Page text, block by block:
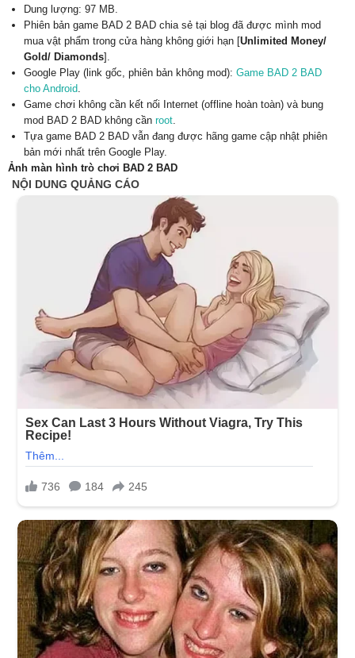
Dung lượng: 97 MB.
Phiên bản game BAD 2 BAD chia sẻ tại blog đã được mình mod
mua vật phẩm trong cửa hàng không giới hạn [Unlimited Money/
Gold/ Diamonds].
Google Play (link gốc, phiên bản không mod): Game BAD 2 BAD
cho Android
Game chơi không cần kết nối Internet (offline hoàn toàn) và bung
mod BAD 2 BAD không cần root
Tựa game BAD 2 BAD vẫn đang được hãng game cập nhật phiên
bản mới nhất trên Google Play.
Ảnh màn hình trò chơi BAD 2 BAD